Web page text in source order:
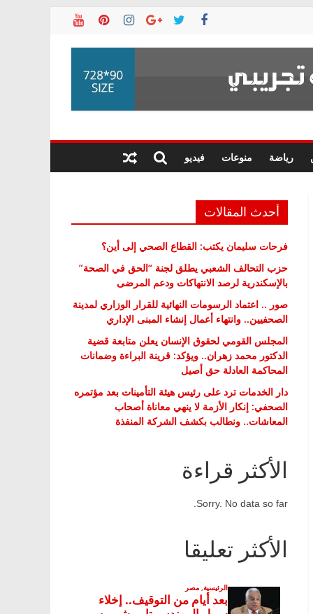
رياضة منوعات فيديو
أحدث المقالات
فرحات سليمان يكتب: القطاع الصحي إلى أين؟
حزب التحالف الشعبي يطلق لجنة “الحق في الصحة”
بالإسكندرية لرصد الانتهاكات ودعم المرضى
صور .. اعتماد الرسومات النهائية للقرار الوزاري لمدينة
الصحفيين.. وانتهاء أعمال إنشاء المبنى الإداري
المجلس القومي لحقوق الإنسان يعلن متابعة قضية
الدكتور محمد زهران.. ويؤكد: قرينة البراءة وضمانات
المحاكمة العادلة حق أصيل
دار الخدمات ترد على رئيس هيئة التأمينات بعد مؤتمره
الصحفي: إنكار الأزمة لا ينهي معاناة أصحاب
المعاشات.. ونطالب بكشف الشركة المنفذة
الأكثر قراءة
Sorry. No data so far.
الأكثر تعليقا